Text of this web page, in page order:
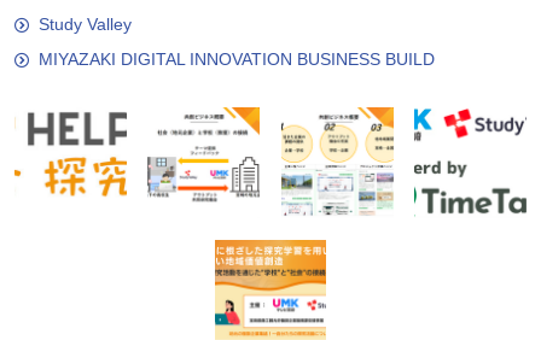
Study Valley
MIYAZAKI DIGITAL INNOVATION BUSINESS BUILD